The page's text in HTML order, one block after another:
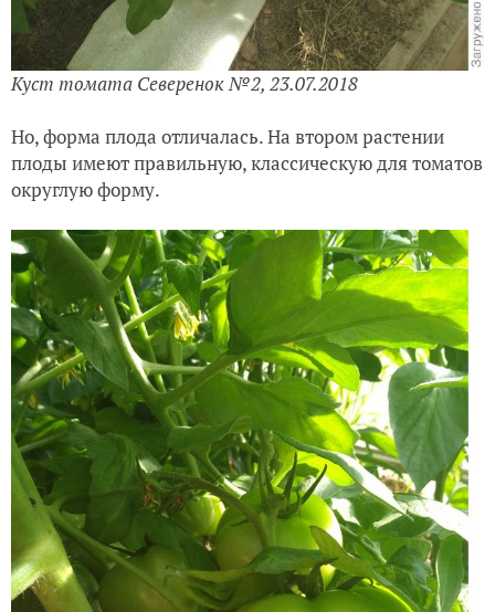
Куст томата Северенок №2, 23.07.2018
Но, форма плода отличалась. На втором растении
плоды имеют правильную, классическую для томатов
округлую форму.